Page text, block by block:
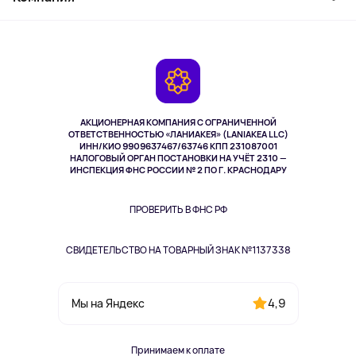
АКЦИОНЕРНАЯ КОМПАНИЯ С ОГРАНИЧЕННОЙ
ОТВЕТСТВЕННОСТЬЮ «ЛАНИАКЕЯ» (LANIAKEA LLC)
ИНН/КИО 9909637467/63746 КПП 231087001
НАЛОГОВЫЙ ОРГАН ПОСТАНОВКИ НА УЧЁТ 2310 —
ИНСПЕКЦИЯ ФНС РОССИИ № 2 ПО Г. КРАСНОДАРУ
ПРОВЕРИТЬ В ФНС РФ
СВИДЕТЕЛЬСТВО НА ТОВАРНЫЙ ЗНАК №1137338
Мы на Яндекс 4,9
Принимаем к оплате
Здоровье питомцев
Одежда и аксессуары